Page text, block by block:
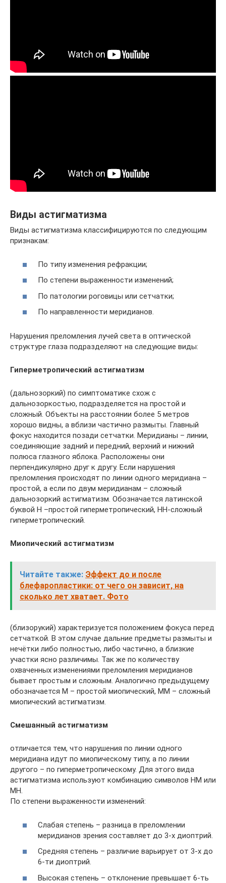
Виды астигматизма
Виды астигматизма классифицируются по следующим
признакам:
По типу изменения рефракции;
По степени выраженности изменений;
По патологии роговицы или сетчатки;
По направленности меридианов.
Нарушения преломления лучей света в оптической
структуре глаза подразделяют на следующие виды:
Гиперметропический астигматизм
(дальнозоркий) по симптоматике схож с
дальнозоркостью, подразделяется на простой и
сложный. Объекты на расстоянии более 5 метров
хорошо видны, а вблизи частично размыты. Главный
фокус находится позади сетчатки. Меридианы – линии,
соединяющие задний и передний, верхний и нижний
полюса глазного яблока. Расположены они
перпендикулярно друг к другу. Если нарушения
преломления происходят по линии одного меридиана –
простой, а если по двум меридианам – сложный
дальнозоркий астигматизм. Обозначается латинской
буквой H –простой гиперметропический, HH-сложный
гиперметропический.
Миопический астигматизм
Читайте также: Эффект до и после
блефаропластики: от чего он зависит, на
сколько лет хватает. Фото
(близорукий) характеризуется положением фокуса перед
сетчаткой. В этом случае дальние предметы размыты и
нечётки либо полностью, либо частично, а близкие
участки ясно различимы. Так же по количеству
охваченных изменениями преломления меридианов
бывает простым и сложным. Аналогично предыдущему
обозначается M – простой миопический, MM – сложный
миопический астигматизм.
Смешанный астигматизм
отличается тем, что нарушения по линии одного
меридиана идут по миопическому типу, а по линии
другого – по гиперметропическому. Для этого вида
астигматизма используют комбинацию символов HM или
MH.
По степени выраженности изменений:
Слабая степень – разница в преломлении
меридианов зрения составляет до 3-х диоптрий.
Средняя степень – различие варьирует от 3-х до
6-ти диоптрий.
Высокая степень – отклонение превышает 6-ть